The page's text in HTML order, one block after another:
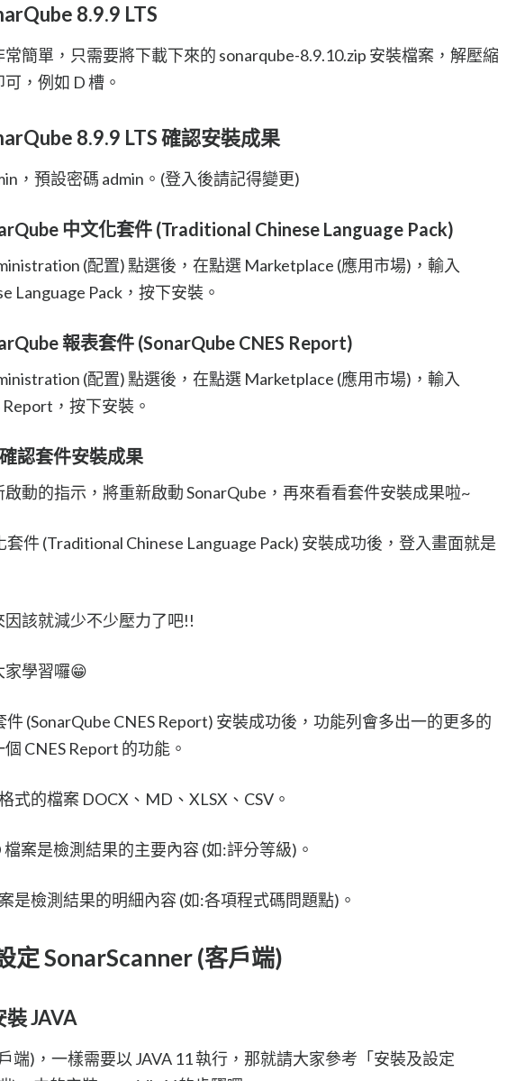
8.9.9 LTS
簡單，只需要將下載下來的 sonarqube-8.9.10.zip 安裝檔案，解壓縮
，例如 D 槽。
8.9.9 LTS 確認安裝成果
，預設密碼 admin。(登入後請記得變更)
中文化套件 (Traditional Chinese Language Pack)
(配置) 點選後，在點選 Marketplace (應用市場)，輸入
Language Pack，按下安裝。
報表套件 (SonarQube CNES Report)
(配置) 點選後，在點選 Marketplace (應用市場)，輸入
，按下安裝。
認套件安裝成果
動的指示，將重新啟動 SonarQube，再來看看套件安裝成果啦~
套件 (Traditional Chinese Language Pack) 安裝成功後，登入畫面就是
該就減少不少壓力了吧!!
家學習囉😁
件 (SonarQube CNES Report) 安裝成功後，功能列會多出一的更多的
CNES Report 的功能。
式的檔案 DOCX、MD、XLSX、CSV。
案是檢測結果的主要內容 (如:評分等級)。
是檢測結果的明細內容 (如:各項程式碼問題點)。
定 SonarScanner (客戶端)
JAVA
端)，一樣需要以 JAVA 11 執行，那就請大家參考「安裝及設定